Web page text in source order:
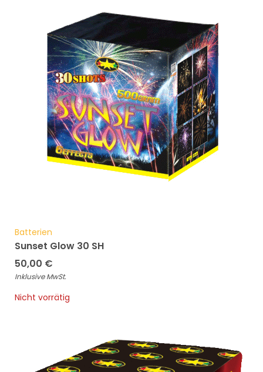
Batterien
Sunset Glow 30 SH
50,00 €
Inklusive MwSt.
Nicht vorrätig